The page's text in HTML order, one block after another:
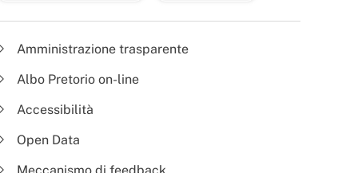
Amministrazione trasparente
Albo Pretorio on-line
Accessibilità
Open Data